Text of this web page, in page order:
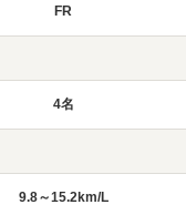
FR
4名
9.8～15.2km/L